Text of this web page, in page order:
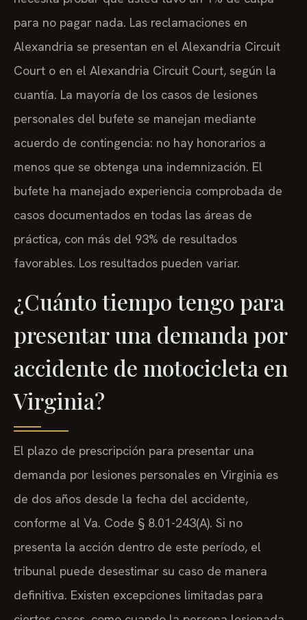
para no pagar nada. Las reclamaciones en
Alexandria se presentan en el Alexandria Circuit
Court o en el Alexandria Circuit Court, según la
cuantía. La mayoría de los casos de lesiones
personales del bufete se manejan mediante
acuerdo de contingencia: no hay honorarios a
menos que se obtenga una indemnización. El
bufete ha manejado experiencia comprobada de
casos documentados en todas las áreas de
práctica, con más del 93% de resultados
favorables. Los resultados pueden variar.
¿Cuánto tiempo tengo para
presentar una demanda por
accidente de motocicleta en
Virginia?
El plazo de prescripción para presentar una
demanda por lesiones personales en Virginia es
de dos años desde la fecha del accidente,
conforme al Va. Code § 8.01-243(A). Si no
presenta la acción dentro de este período, el
tribunal puede desestimar su caso de manera
definitiva. Existen excepciones limitadas para